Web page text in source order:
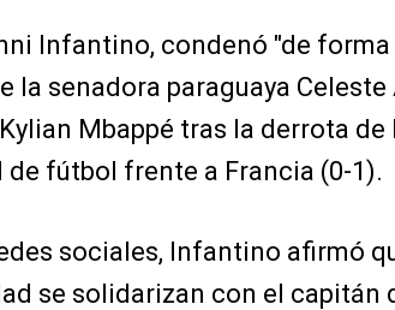
Infantino, condenó "de
la senadora paraguaya
Mbappé tras la derrota de
fútbol frente a Francia (0-1).
sociales, Infantino afirmó
se solidarizan con el capitán